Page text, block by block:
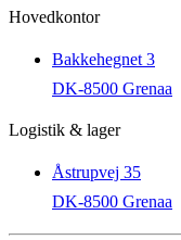
Hovedkontor
Bakkehegnet 3
DK-8500 Grenaa
Logistik & lager
Åstrupvej 35
DK-8500 Grenaa